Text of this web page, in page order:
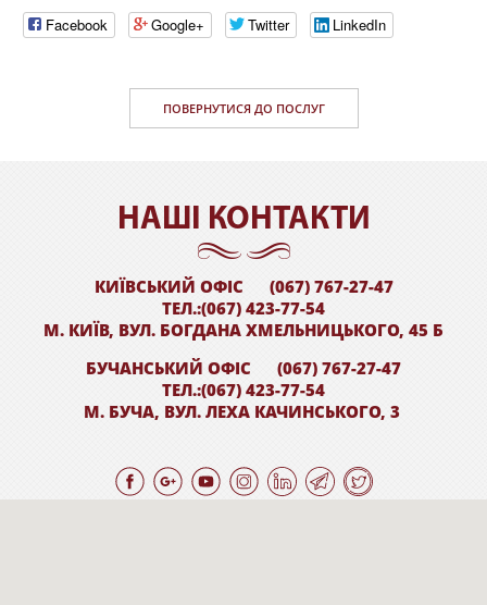
Facebook Google+ Twitter LinkedIn
ПОВЕРНУТИСЯ ДО ПОСЛУГ
НАШI КОНТАКТИ
КИЇВСЬКИЙ ОФІС
(067) 767-27-47
ТЕЛ.:(067) 423-77-54
М. КИЇВ, ВУЛ. БОГДАНА ХМЕЛЬНИЦЬКОГО, 45 Б
БУЧАНСЬКИЙ ОФІС
(067) 767-27-47
ТЕЛ.:(067) 423-77-54
М. БУЧА, ВУЛ. ЛЕХА КАЧИНСЬКОГО, 3